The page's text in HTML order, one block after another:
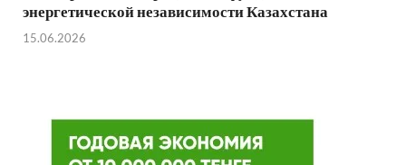
энергетической независимости Казахстана
15.06.2026